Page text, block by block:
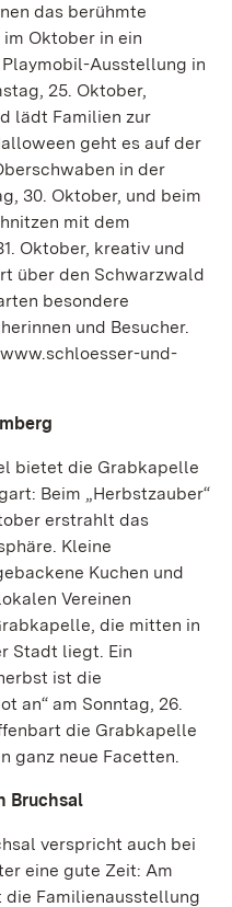
das berühmte
Oktober in ein
Ausstellung in
25. Oktober,
lädt Familien zur
geht es auf der
in der
30. Oktober, und beim
mit dem
Oktober, kreativ und
über den Schwarzwald
besondere
und Besucher.
und-
bietet die Grabkapelle
Beim „Herbstzauber“
erstrahlt das
Kleine
Kuchen und
Vereinen
die mitten in
Stadt liegt. Ein
ist die
an“ am Sonntag, 26.
die Grabkapelle
ganz neue Facetten.
Bruchsal
verspricht auch bei
eine gute Zeit: Am
die Familienausstellung